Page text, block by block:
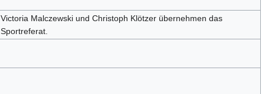
Victoria Malczewski und Christoph Klötzer übernehmen das
Sportreferat.